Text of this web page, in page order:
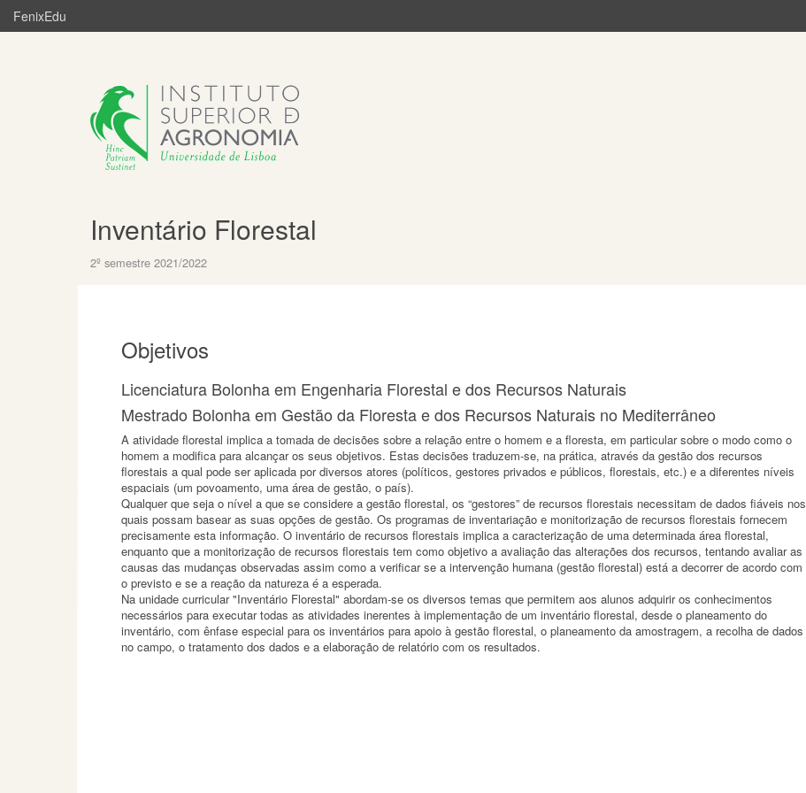
FenixEdu
Inventário Florestal
2º semestre 2021/2022
Objetivos
Licenciatura Bolonha em Engenharia Florestal e dos Recursos Naturais
Mestrado Bolonha em Gestão da Floresta e dos Recursos Naturais no Mediterrâneo
A atividade florestal implica a tomada de decisões sobre a relação entre o homem e a floresta, em particular sobre o modo como o
homem a modifica para alcançar os seus objetivos. Estas decisões traduzem-se, na prática, através da gestão dos recursos
florestais a qual pode ser aplicada por diversos atores (políticos, gestores privados e públicos, florestais, etc.) e a diferentes níveis
espaciais (um povoamento, uma área de gestão, o país).
Qualquer que seja o nível a que se considere a gestão florestal, os “gestores” de recursos florestais necessitam de dados fiáveis nos
quais possam basear as suas opções de gestão. Os programas de inventariação e monitorização de recursos florestais fornecem
precisamente esta informação. O inventário de recursos florestais implica a caracterização de uma determinada área florestal,
enquanto que a monitorização de recursos florestais tem como objetivo a avaliação das alterações dos recursos, tentando avaliar as
causas das mudanças observadas assim como a verificar se a intervenção humana (gestão florestal) está a decorrer de acordo com
o previsto e se a reação da natureza é a esperada.
Na unidade curricular "Inventário Florestal" abordam-se os diversos temas que permitem aos alunos adquirir os conhecimentos
necessários para executar todas as atividades inerentes à implementação de um inventário florestal, desde o planeamento do
inventário, com ênfase especial para os inventários para apoio à gestão florestal, o planeamento da amostragem, a recolha de dados